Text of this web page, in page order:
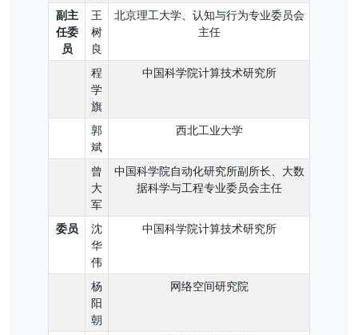
副主
任委
员
王
树
良
北京理工大学、认知与行为专业委员会
主任
程
学
旗
中国科学院计算技术研究所
郭
斌
西北工业大学
曾
大
军
中国科学院自动化研究所副所长、大数
据科学与工程专业委员会主任
委员
沈
华
伟
中国科学院计算技术研究所
杨
阳
朝
网络空间研究院